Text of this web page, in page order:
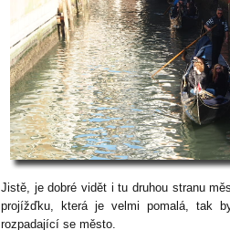
Jistě, je dobré vidět i tu druhou stranu
projížďku, která je velmi pomalá, tak
rozpadající se město.